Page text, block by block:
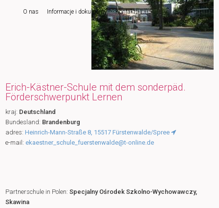
do
O nas Informacje i dokumenty Kontakt
Erich-Kästner-Schule mit dem sonderpäd.
Förderschwerpunkt Lernen
kraj: Deutschland
Bundesland: Brandenburg
adres:Heinrich-Mann-Straße 8, 15517 Fürstenwalde/Spree
e-mail: ekaestner_schule_fuerstenwalde@t-online.de
Partnerschule in Polen:Specjalny Ośrodek Szkolno-Wychowawczy,
Skawina